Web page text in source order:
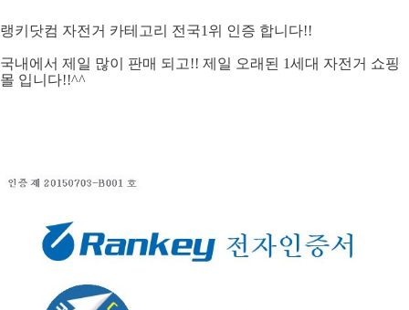
랭키닷컴 자전거 카테고리 전국1위 인증 합니다!!
국내에서 제일 많이 판매 되고!! 제일 오래된 1세대 자전거 쇼핑
몰 입니다!!^^